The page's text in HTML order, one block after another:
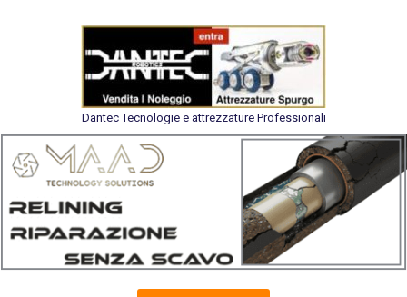
Dantec Tecnologie e attrezzature Professionali